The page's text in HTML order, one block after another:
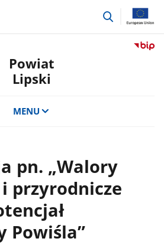
przejdź
Przejdź
Powiat
Lipski
MENU
pn. „Walory
przyrodnicze
Powiśla”